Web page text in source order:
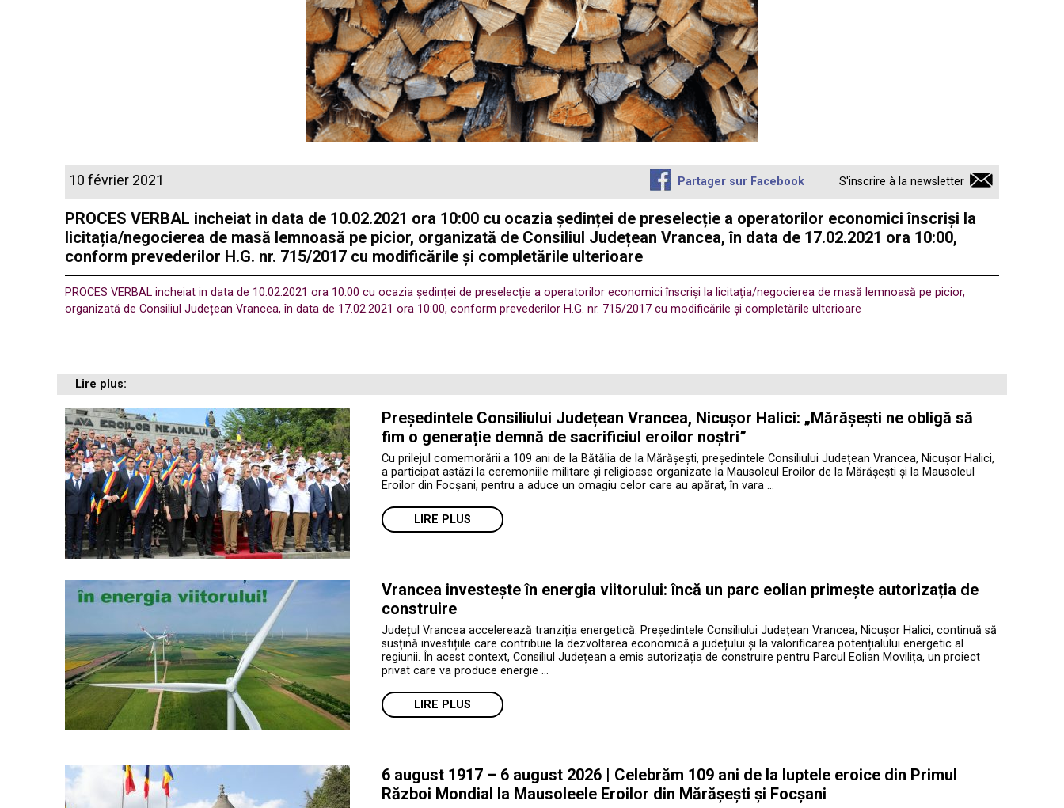
10 février 2021 Partager sur Facebook S'inscrire à la newsletter
PROCES VERBAL incheiat in data de 10.02.2021 ora 10:00 cu ocazia ședinței de preselecție a operatorilor economici înscriși la
licitația/negocierea de masă lemnoasă pe picior, organizată de Consiliul Județean Vrancea, în data de 17.02.2021 ora 10:00,
conform prevederilor H.G. nr. 715/2017 cu modificările și completările ulterioare
PROCES VERBAL incheiat in data de 10.02.2021 ora 10:00 cu ocazia ședinței de preselecție a operatorilor economici înscriși la licitația/negocierea de masă lemnoasă pe picior,
organizată de Consiliul Județean Vrancea, în data de 17.02.2021 ora 10:00, conform prevederilor H.G. nr. 715/2017 cu modificările și completările ulterioare
Lire plus:
Președintele Consiliului Județean Vrancea, Nicușor Halici: „Mărășești ne obligă să
fim o generație demnă de sacrificiul eroilor noștri”
Cu prilejul comemorării a 109 ani de la Bătălia de la Mărășești, președintele Consiliului Județean Vrancea, Nicușor Halici,
a participat astăzi la ceremoniile militare și religioase organizate la Mausoleul Eroilor de la Mărășești și la Mausoleul
Eroilor din Focșani, pentru a aduce un omagiu celor care au apărat, în vara …
LIRE PLUS
Vrancea investește în energia viitorului: încă un parc eolian primește autorizația de
construire
Județul Vrancea accelerează tranziția energetică. Președintele Consiliului Județean Vrancea, Nicușor Halici, continuă să
susțină investițiile care contribuie la dezvoltarea economică a județului și la valorificarea potențialului energetic al
regiunii. În acest context, Consiliul Județean a emis autorizația de construire pentru Parcul Eolian Movilița, un proiect
privat care va produce energie …
LIRE PLUS
6 august 1917 – 6 august 2026 | Celebrăm 109 ani de la luptele eroice din Primul
Război Mondial la Mausoleele Eroilor din Mărășești și Focșani